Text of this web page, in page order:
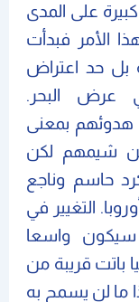
على المدى
الأمر فبدأت
بل حد اعتراض
عرض البحر.
هدوئهم بمعنى
شيمهم لكن
حاسم وناجع
التغيير في
سيكون واسعا
باتت قريبة من
ما لن يسمح به